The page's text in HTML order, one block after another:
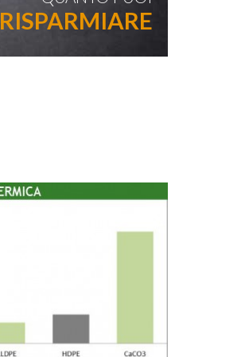
RISPARMIARE